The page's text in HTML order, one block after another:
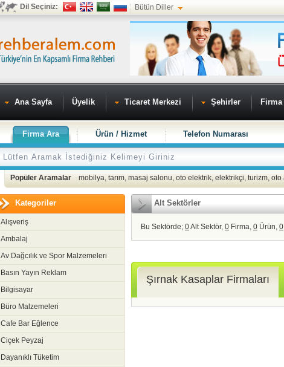
Dil Seçiniz: Bütün Diller
Ana Sayfa Üyelik Ticaret Merkezi Şehirler Firma
Firma Ara Ürün / Hizmet Telefon Numarası
Popüler Aramalar mobilya, tarım, masaj salonu, oto elektrik, elektrikçi, turizm, oto
Kategoriler
Alışveriş
Ambalaj
Av Dağcılık ve Spor Malzemeleri
Basın Yayın Reklam
Bilgisayar
Büro Malzemeleri
Cafe Bar Eğlence
Ciçek Peyzaj
Dayanıklı Tüketim
Alt Sektörler
Bu Sektörde; 0Alt Sektör, 0 Firma, 0 Ürün, 0
Şırnak Kasaplar Firmaları